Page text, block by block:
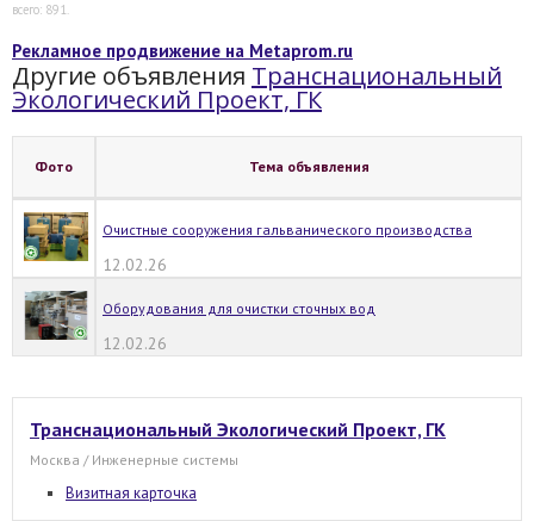
всего: 891.
Рекламное продвижение на Metaprom.ru
Другие объявления Транснациональный
Экологический Проект, ГК
Фото Тема объявления
Очистные сооружения гальванического производства
12.02.26
Оборудования для очистки сточных вод
12.02.26
Транснациональный Экологический Проект, ГК
Москва / Инженерные системы
Визитная карточка